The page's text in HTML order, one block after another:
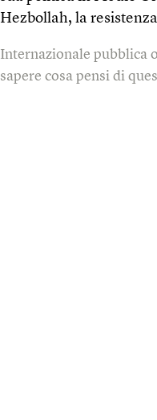
Hezbollah, la
Internazionale pubblica
sapere cosa pensi di